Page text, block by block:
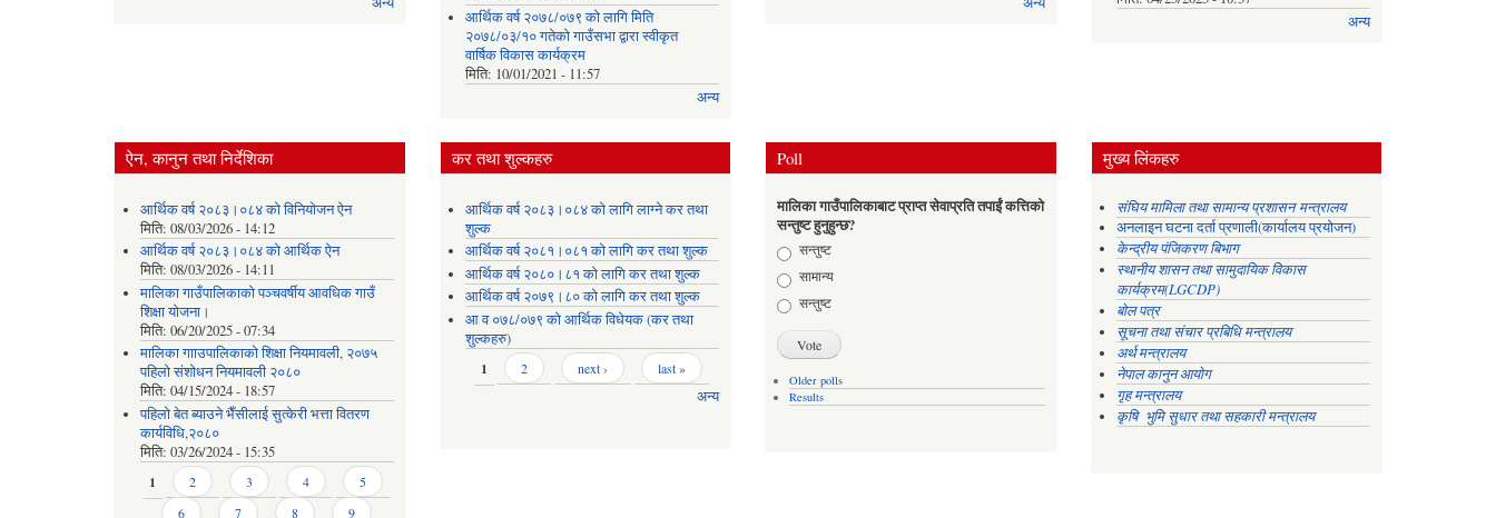
आर्थिक वर्ष २०७८/०७९ को लागि मिति
२०७८/०३/१० गतेको गाउँसभा द्वारा स्वीकृत
वार्षिक विकास कार्यक्रम
मिति: 10/01/2021 - 11:57
अन्य
अन्य
ऐन, कानुन तथा निर्देशिका
आर्थिक वर्ष २०८३।०८४ को विनियोजन ऐन
मिति: 08/03/2026 - 14:12
आर्थिक वर्ष २०८३।०८४ को आर्थिक ऐन
मिति: 08/03/2026 - 14:11
मालिका गाउँपालिकाको पञ्चवर्षीय आवधिक गाउँ
शिक्षा योजना।
मिति: 06/20/2025 - 07:34
मालिका गााउपालिकाको शिक्षा नियमावली, २०७५
पहिलो संशोधन नियमावली २०८०
मिति: 04/15/2024 - 18:57
पहिलो बेत ब्याउने भैँसीलाई सुत्केरी भत्ता वितरण
कार्यविधि,२०८०
मिति: 03/26/2024 - 15:35
Pages
1 2 3 4
5
6
7 8
9
कर तथा शुल्कहरु
आर्थिक वर्ष २०८३।०८४ को लागि लाग्ने कर तथा
शुल्क
आर्थिक वर्ष २०८१।०८१ को लागि कर तथा शुल्क
आर्थिक वर्ष २०८०।८१ को लागि कर तथा शुल्क
आर्थिक वर्ष २०७९।८० को लागि कर तथा शुल्क
आ व ०७८/०७९ को आर्थिक विधेयक (कर तथा
शुल्कहरु)
Pages
1 2 next › last »
अन्य
Poll
मालिका गाउँपालिकाबाट प्राप्त सेवाप्रति तपाईं कत्तिको
सन्तुष्ट हुनुहुन्छ?
Choices
सन्तुष्ट
सामान्य
सन्तुष्ट
Older polls
Results
मुख्य लिंकहरु
संघिय मामिला तथा सामान्य प्रशासन मन्त्रालय
अनलाइन घटना दर्ता प्रणाली(कार्यालय प्रयोजन)
केन्द्रीय पंजिकरण बिभाग
स्थानीय शासन तथा सामुदायिक विकास
कार्यक्रम(LGCDP)
बोल पत्र
सूचना तथा संचार प्रबिधि मन्त्रालय
अर्थ मन्त्रालय
नेपाल कानुन आयोग
गृह मन्त्रालय
कृषि भुमि सुधार तथा सहकारी मन्त्रालय